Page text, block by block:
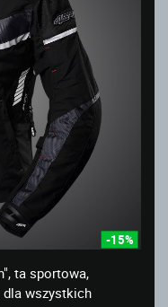
-15%
ta sportowa,
wszystkich